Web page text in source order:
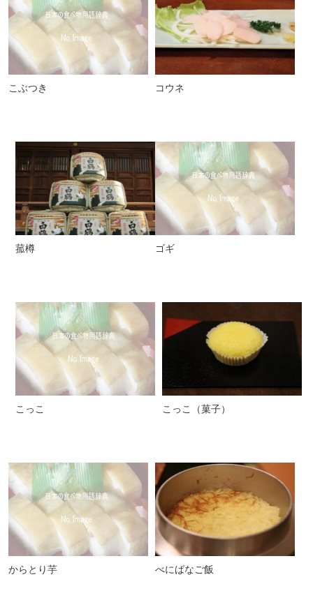
こぶつき コウネ
菰樽 ゴギ
こっこ こっこ（菓子）
からとり芋 べにばなご飯